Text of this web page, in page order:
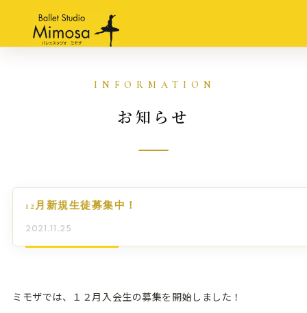
お知らせ
12月新規生徒募集中！
2021.11.25
ミモザでは、１２月入会生の募集を開始しました！